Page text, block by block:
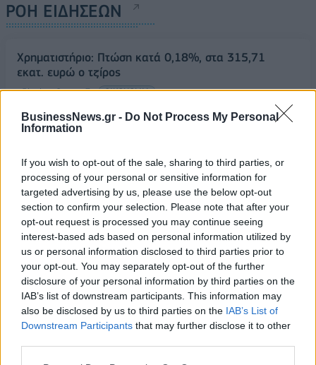
BusinessNews.gr - Do Not Process My Personal
Information
If you wish to opt-out of the sale, sharing to third parties, or
processing of your personal or sensitive information for
targeted advertising by us, please use the below opt-out
section to confirm your selection. Please note that after your
opt-out request is processed you may continue seeing
interest-based ads based on personal information utilized by
us or personal information disclosed to third parties prior to
your opt-out. You may separately opt-out of the further
disclosure of your personal information by third parties on the
IAB’s list of downstream participants. This information may
also be disclosed by us to third parties on the IAB’s List of
Downstream Participants that may further disclose it to other
ΡΟΗ ΕΙΔΗΣΕΩΝ
Χρηματιστήριο: Πτώση κατά 0,18%, στα 315,71
εκατ. ευρώ ο τζίρος
05/08/2026 - 18:27 ΟΙΚΟΝΟΜΙΑ
Είσοδος της γαλλικής Meridiam στην ηλεκτρική
διασύνδεση Ελλάδας – Κύπρου
ΔΕΗ: Ισχυρή ανάπτυξη στο α΄ εξάμηνο 2026 με
προσαρμοσμένο EBITDA στα 1,2 δισ. ευρώ
ΕΝΕΡΓΕΙΑ
Όμιλος AKTOR: Εξαγοράζει το 75% των ΗΛΕΚΤΩΡ
και THALIS – Στρατηγική συνεργασία με τη Motor
Oil
05/08/2026 - 17:39 ΕΠΙΧΕΙΡΗΣΕΙΣ
ΗΠΑ: Επιβράδυνση των προσλήψεων στον ιδιωτικό
τομέα τον Ιούλιο - Δημιουργήθηκαν μόνο 44.000
θέσεις εργασίας